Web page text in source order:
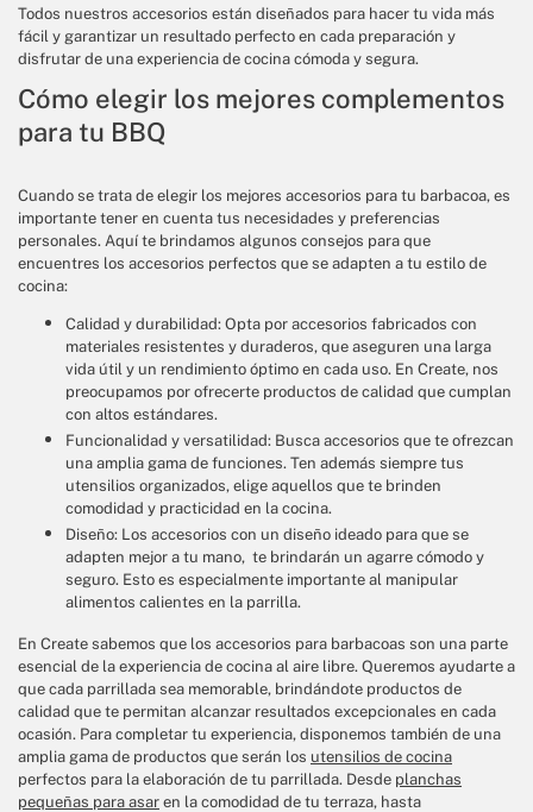
Todos nuestros accesorios están diseñados para hacer tu vida más
fácil y garantizar un resultado perfecto en cada preparación y
disfrutar de una experiencia de cocina cómoda y segura.
Cómo elegir los mejores complementos
para tu BBQ
Cuando se trata de elegir los mejores accesorios para tu barbacoa, es
importante tener en cuenta tus necesidades y preferencias
personales. Aquí te brindamos algunos consejos para que
encuentres los accesorios perfectos que se adapten a tu estilo de
cocina:
Calidad y durabilidad: Opta por accesorios fabricados con
materiales resistentes y duraderos, que aseguren una larga
vida útil y un rendimiento óptimo en cada uso. En Create, nos
preocupamos por ofrecerte productos de calidad que cumplan
con altos estándares.
Funcionalidad y versatilidad: Busca accesorios que te ofrezcan
una amplia gama de funciones. Ten además siempre tus
utensilios organizados, elige aquellos que te brinden
comodidad y practicidad en la cocina.
Diseño: Los accesorios con un diseño ideado para que se
adapten mejor a tu mano, te brindarán un agarre cómodo y
seguro. Esto es especialmente importante al manipular
alimentos calientes en la parrilla.
En Create sabemos que los accesorios para barbacoas son una parte
esencial de la experiencia de cocina al aire libre. Queremos ayudarte a
que cada parrillada sea memorable, brindándote productos de
calidad que te permitan alcanzar resultados excepcionales en cada
ocasión. Para completar tu experiencia, disponemos también de una
amplia gama de productos que serán los utensilios de cocina
perfectos para la elaboración de tu parrillada. Desde planchas
pequeñas para asar en la comodidad de tu terraza, hasta